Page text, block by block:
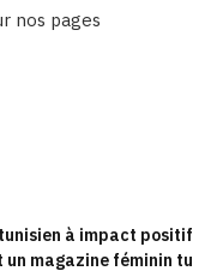
nos pages
à impact positif
magazine féminin tu